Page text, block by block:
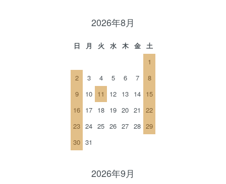
2026年8月
日 月 火 水 木 金
土
1
2
3 4 5 6 7
8
9
10 11 12 13 14 15
16 17 18 19 20 21
22
23 24 25 26 27 28 29
30 31
2026年9月